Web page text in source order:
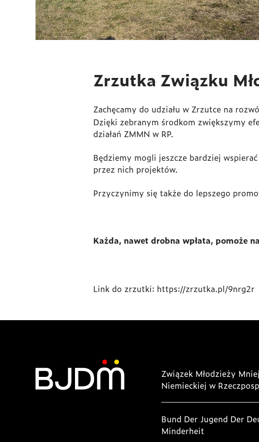
Zrzutka Związku
Zachęcamy do udziału w Zrzutce na
Dzięki zebranym środkom zwiększymy
działań ZMMN w RP.
Będziemy mogli jeszcze bardziej
przez nich projektów.
Przyczynimy się także do lepszego
Każda, nawet drobna wpłata, pomoże
Link do zrzutki: https://zrzutka.pl/9nrg2r
Związek Młodzieży
Niemieckiej w
Bund Der Jugend Der
Minderheit